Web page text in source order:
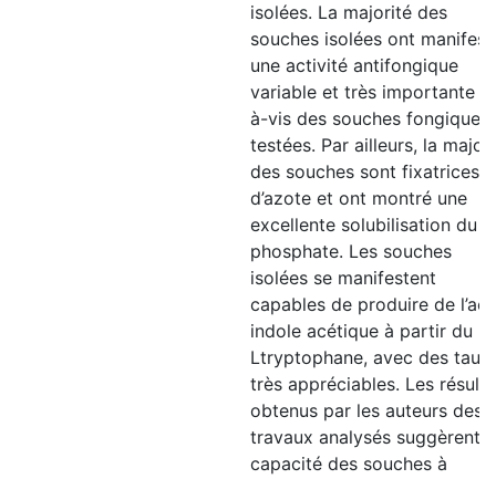
isolées. La majorité des
souches isolées ont
une activité antifongique
variable et très importante
à-vis des souches fongiques
testées. Par ailleurs, la
des souches sont fixatrices
d’azote et ont montré une
excellente solubilisation du
phosphate. Les souches
isolées se manifestent
capables de produire de
indole acétique à partir du
Ltryptophane, avec des taux
très appréciables. Les
obtenus par les auteurs des
travaux analysés suggèrent
capacité des souches à